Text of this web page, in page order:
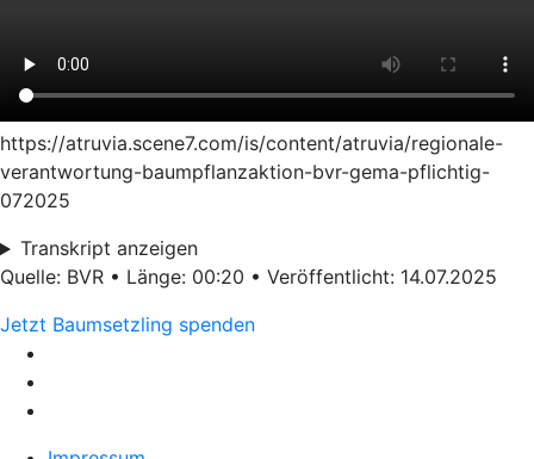
https://atruvia.scene7.com/is/content/atruvia/regionale-
verantwortung-baumpflanzaktion-bvr-gema-pflichtig-
072025
Transkript anzeigen
Quelle: BVR • Länge: 00:20 • Veröffentlicht: 14.07.2025
Jetzt Baumsetzling spenden